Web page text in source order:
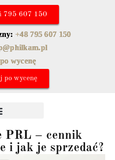
795 607 150
+48 795 607 150
wycenę
po wycenę
PRL – cennik
i jak je sprzedać?